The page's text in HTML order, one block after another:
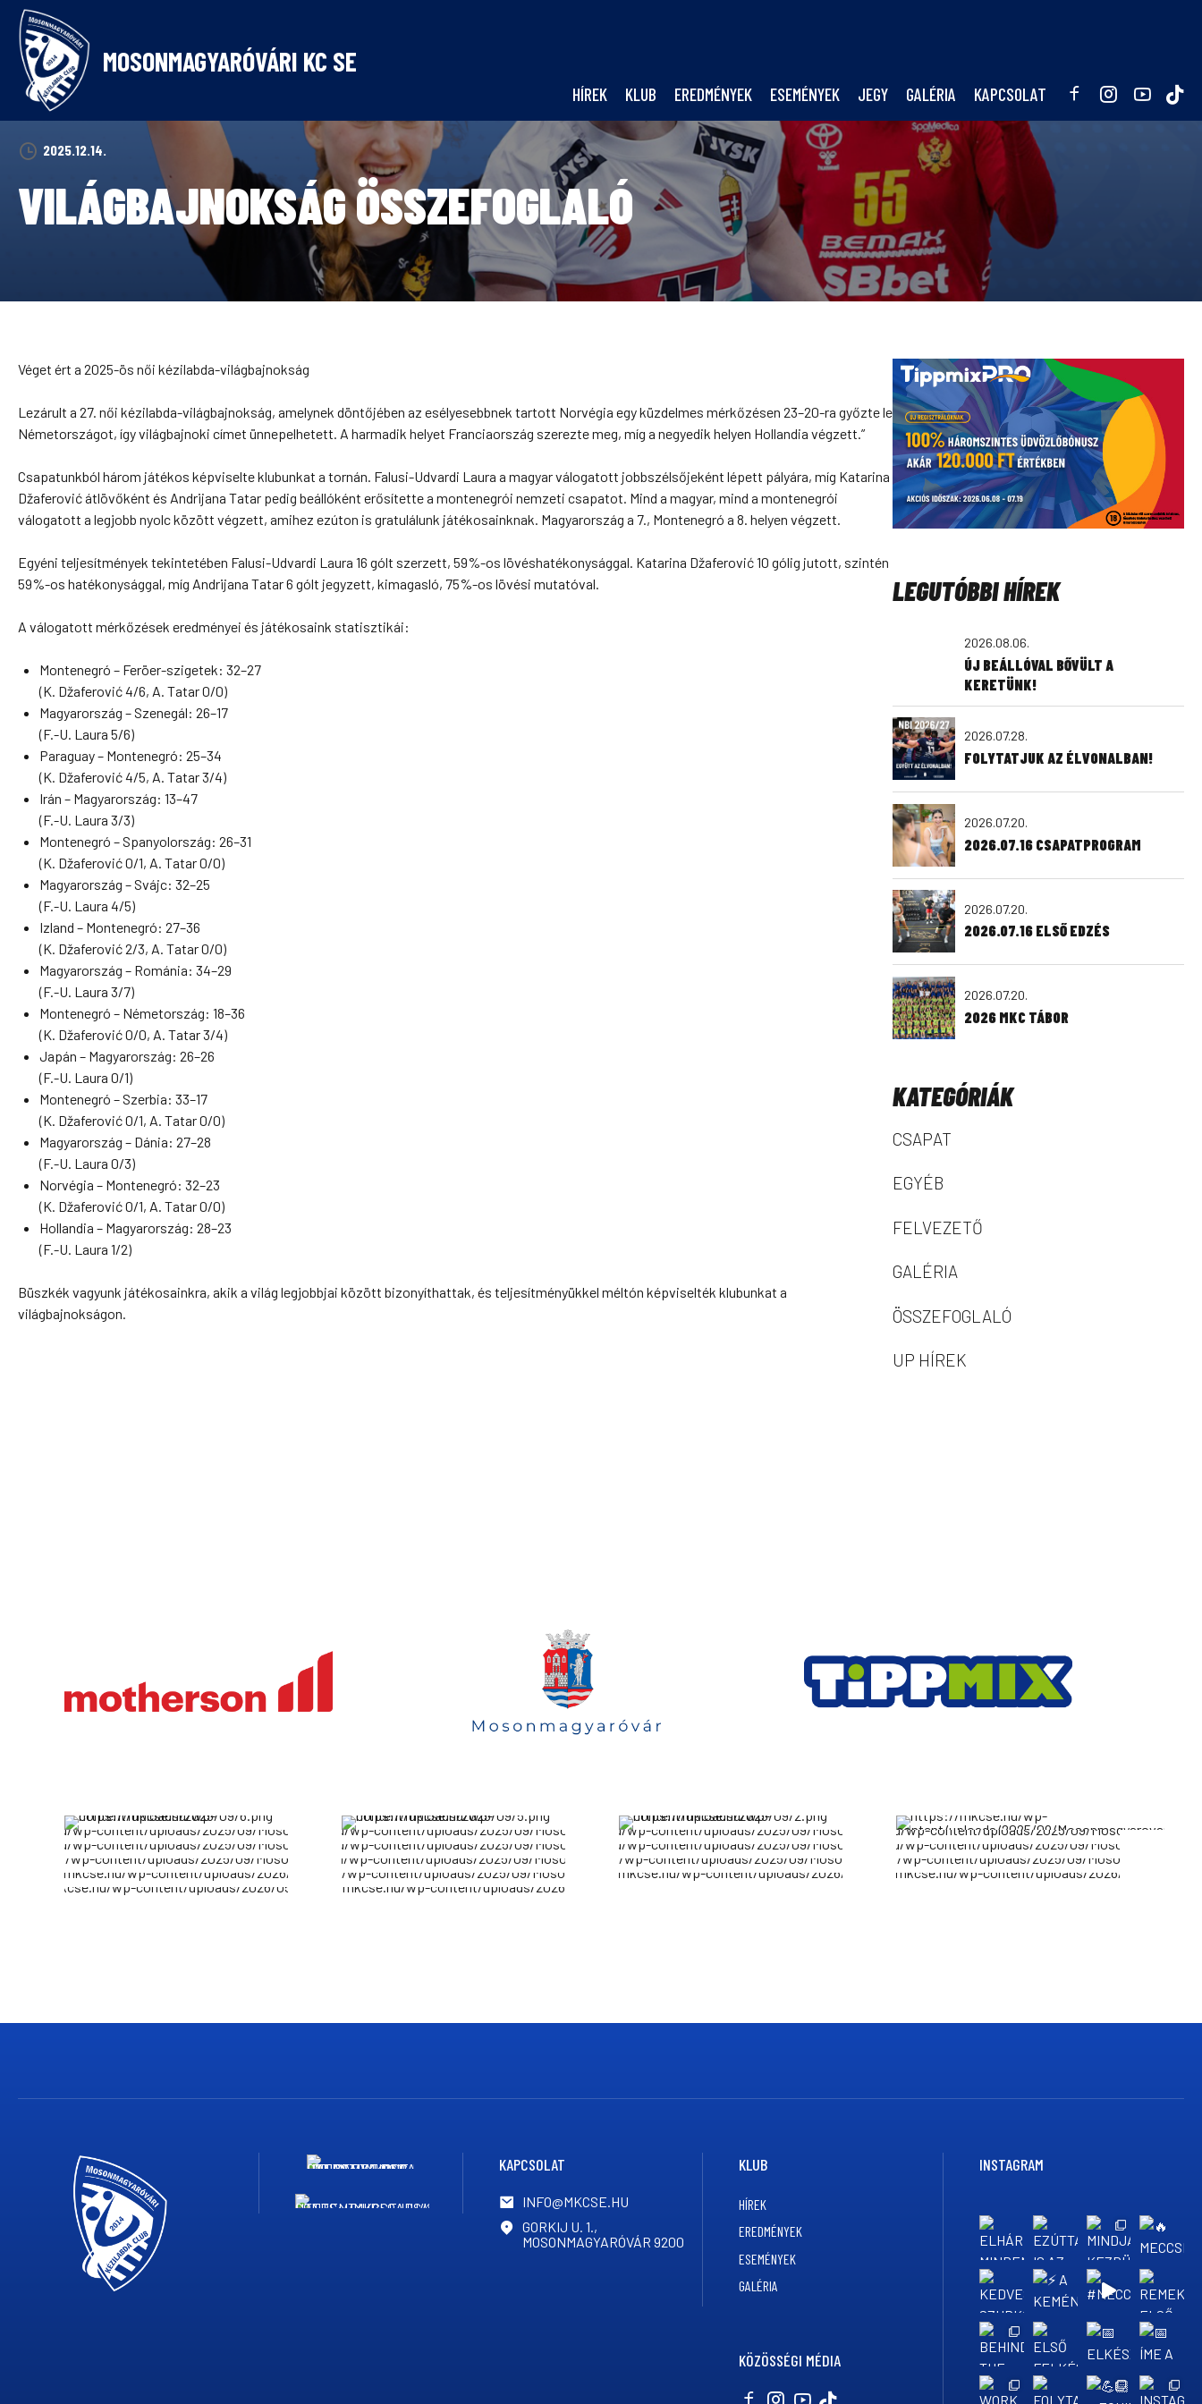
Skip
content
MOSONMAGYARÓVÁRI KC SE
HÍREK KLUB EREDMÉNYEK ESEMÉNYEK JEGY GALÉRIA KAPCSOLAT
2025.12.14.
VILÁGBAJNOKSÁG ÖSSZEFOGLALÓ
Véget ért a 2025-ös női kézilabda-világbajnokság
Lezárult a 27. női kézilabda-világbajnokság, amelynek döntőjében az esélyesebbnek tartott Norvégia egy küzdelmes mérkőzésen 23–20-ra győzte le
Németországot, így világbajnoki címet ünnepelhetett. A harmadik helyet Franciaország szerezte meg, míg a negyedik helyen Hollandia végzett.”
Csapatunkból három játékos képviselte klubunkat a tornán. Falusi-Udvardi Laura a magyar válogatott jobbszélsőjeként lépett pályára, míg Katarina
Džaferović átlövőként és Andrijana Tatar pedig beállóként erősítette a montenegrói nemzeti csapatot. Mind a magyar, mind a montenegrói
válogatott a legjobb nyolc között végzett, amihez ezúton is gratulálunk játékosainknak. Magyarország a 7., Montenegró a 8. helyen végzett.
Egyéni teljesítmények tekintetében Falusi-Udvardi Laura 16 gólt szerzett, 59%-os lövéshatékonysággal. Katarina Džaferović 10 gólig jutott, szintén
59%-os hatékonysággal, míg Andrijana Tatar 6 gólt jegyzett, kimagasló, 75%-os lövési mutatóval.
A válogatott mérkőzések eredményei és játékosaink statisztikái:
Montenegró – Feröer-szigetek: 32–27
(K. Džaferović 4/6, A. Tatar 0/0)
Magyarország – Szenegál: 26–17
(F.-U. Laura 5/6)
Paraguay – Montenegró: 25–34
(K. Džaferović 4/5, A. Tatar 3/4)
Irán – Magyarország: 13–47
(F.-U. Laura 3/3)
Montenegró – Spanyolország: 26–31
(K. Džaferović 0/1, A. Tatar 0/0)
Magyarország – Svájc: 32–25
(F.-U. Laura 4/5)
Izland – Montenegró: 27–36
(K. Džaferović 2/3, A. Tatar 0/0)
Magyarország – Románia: 34–29
(F.-U. Laura 3/7)
Montenegró – Németország: 18–36
(K. Džaferović 0/0, A. Tatar 3/4)
Japán – Magyarország: 26–26
(F.-U. Laura 0/1)
Montenegró – Szerbia: 33–17
(K. Džaferović 0/1, A. Tatar 0/0)
Magyarország – Dánia: 27–28
(F.-U. Laura 0/3)
Norvégia – Montenegró: 32–23
(K. Džaferović 0/1, A. Tatar 0/0)
Hollandia – Magyarország: 28–23
(F.-U. Laura 1/2)
Büszkék vagyunk játékosainkra, akik a világ legjobbjai között bizonyíthattak, és teljesítményükkel méltón képviselték klubunkat a
világbajnokságon.
LEGUTÓBBI HÍREK
2026.08.06.
ÚJ BEÁLLÓVAL BŐVÜLT A
KERETÜNK!
2026.07.28.
FOLYTATJUK AZ ÉLVONALBAN!
2026.07.20.
2026.07.16 CSAPATPROGRAM
2026.07.20.
2026.07.16 ELSŐ EDZÉS
2026.07.20.
2026 MKC TÁBOR
KATEGÓRIÁK
CSAPAT
EGYÉB
FELVEZETŐ
GALÉRIA
ÖSSZEFOGLALÓ
UP HÍREK
KAPCSOLAT
INFO@MKCSE.HU
GORKIJ U. 1.,
MOSONMAGYARÓVÁR 9200
KLUB
HÍREK
EREDMÉNYEK
ESEMÉNYEK
GALÉRIA
KÖZÖSSÉGI MÉDIA
INSTAGRAM